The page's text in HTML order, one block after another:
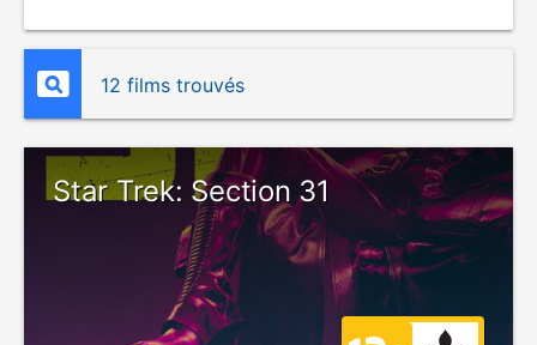
12 films trouvés
Star Trek: Section 31